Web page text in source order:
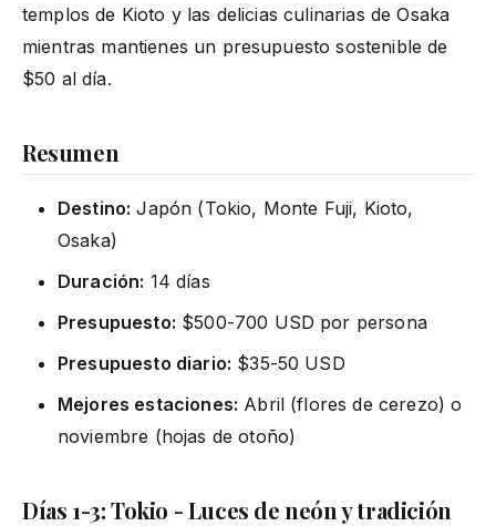
templos de Kioto y las delicias culinarias de Osaka
mientras mantienes un presupuesto sostenible de
$50 al día.
Resumen
Destino: Japón (Tokio, Monte Fuji, Kioto,
Osaka)
Duración: 14 días
Presupuesto: $500-700 USD por persona
Presupuesto diario: $35-50 USD
Mejores estaciones: Abril (flores de cerezo) o
noviembre (hojas de otoño)
Días 1-3: Tokio - Luces de neón y tradición